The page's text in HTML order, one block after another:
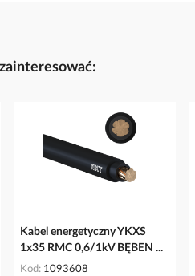
Kabel energetyczny YKXS
1x35 RMC 0,6/1kV BĘBEN ...
Kod 1093608